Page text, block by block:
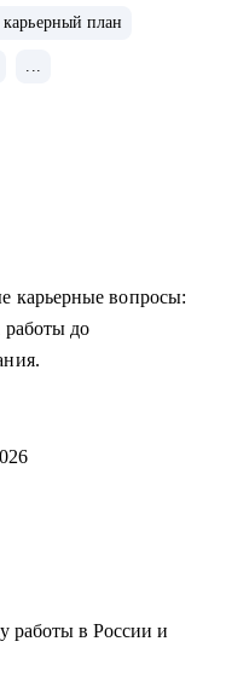
Яндекс, Ozon,
бизнесов
продакт
по РФ и
карьерный план
...
карьерные вопросы:
работы до
работы в России и